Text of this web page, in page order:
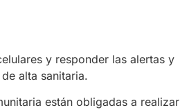
y responder las alertas y
alta sanitaria.
están obligadas a realizar